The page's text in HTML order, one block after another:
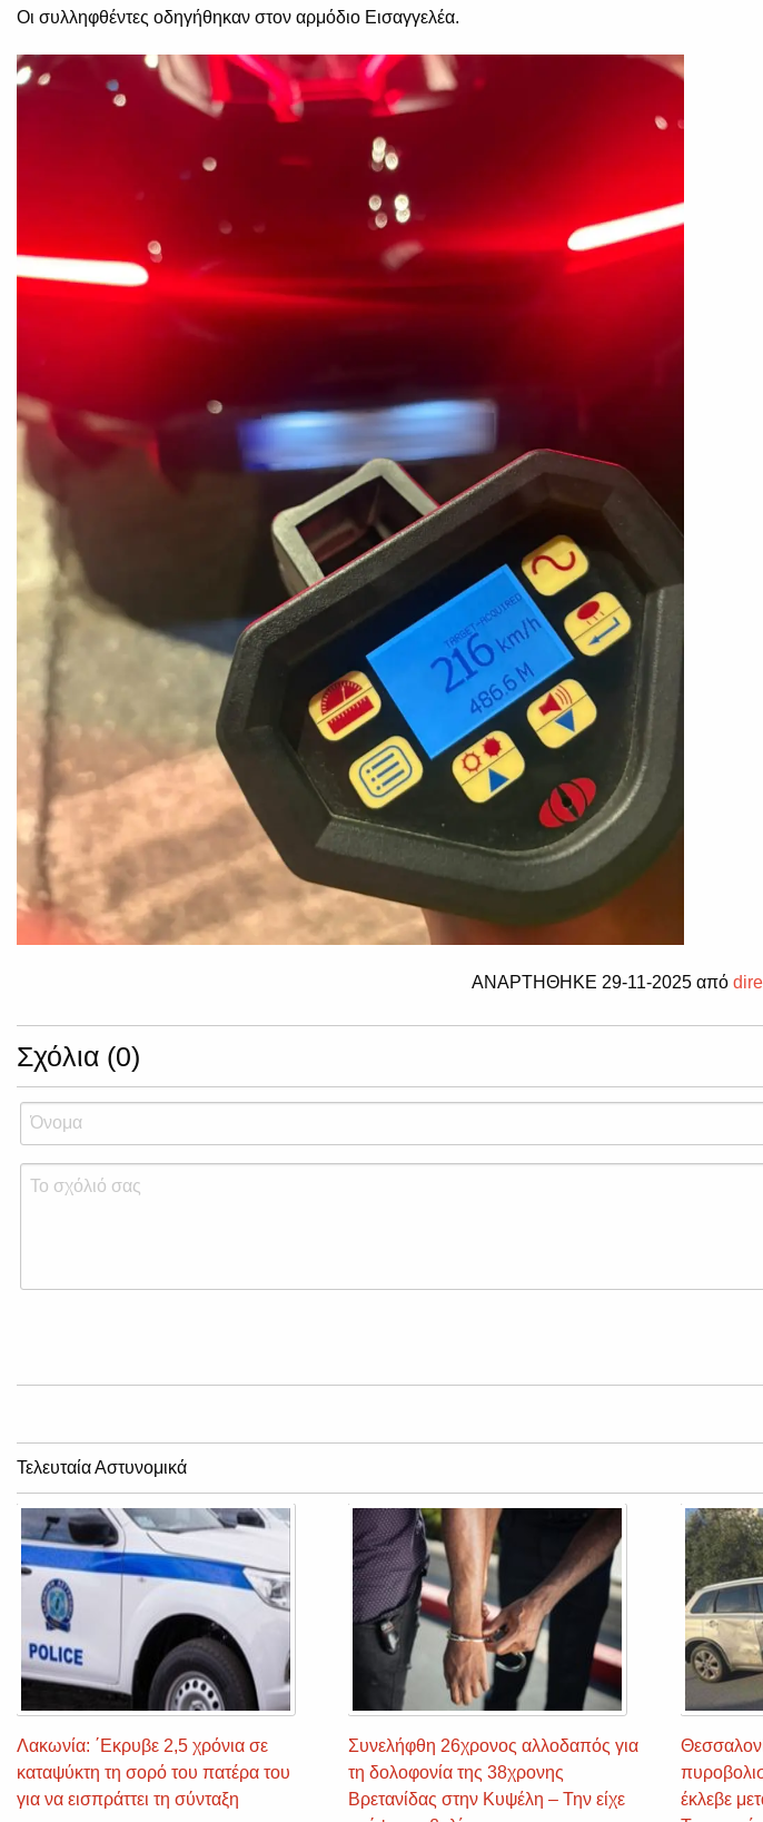
Οι συλληφθέντες οδηγήθηκαν στον αρμόδιο Εισαγγελέα.
ΑΝΑΡΤΗΘΗΚΕ 29-11-2025 από
Σχόλια (0)
Τελευταία Αστυνομικά
Λακωνία: ΄Εκρυβε 2,5 χρόνια σε
καταψύκτη τη σορό του πατέρα του
για να εισπράττει τη σύνταξη
Συνελήφθη 26χρονος αλλοδαπός για
τη δολοφονία της 38χρονης
Βρετανίδας στην Κυψέλη – Την είχε
έκλεβε